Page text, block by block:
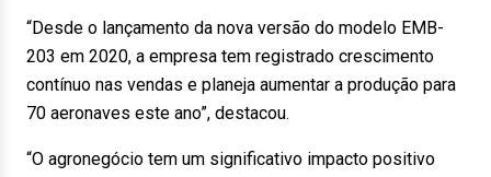
“Desde o lançamento da nova versão do modelo EMB-
203 em 2020, a empresa tem registrado crescimento
contínuo nas vendas e planeja aumentar a produção para
70 aeronaves este ano”, destacou.
“O agronegócio tem um significativo impacto positivo